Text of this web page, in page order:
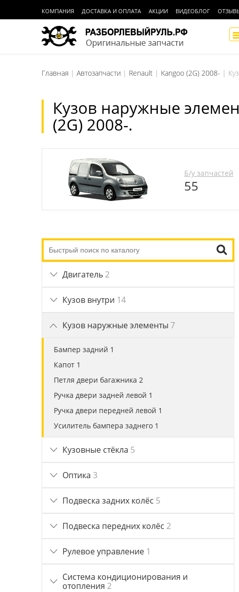
КОМПАНИЯ ДОСТАВКА И ОПЛАТА АКЦИИ ВИДЕОБЛОГ
Главная Автозапчасти Renault Kangoo (2G) 2008-
Кузов наружные
(2G) 2008-.
Б/у запчастей
55
Двигатель 2
Кузов внутри 14
Кузов наружные элементы 7
Бампер задний 1
Капот 1
Петля двери багажника 2
Ручка двери задней левой 1
Ручка двери передней левой 1
Усилитель бампера заднего 1
Кузовные стёкла 5
Оптика 3
Подвеска задних колёс 5
Подвеска передних колёс 2
Рулевое управление 1
Система кондиционирования и
отопления 2